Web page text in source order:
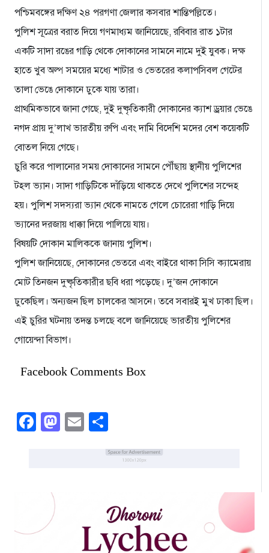
পশ্চিমবঙ্গের দক্ষিণ ২৪ পরগণা জেলার কসবার শান্তিপল্লিতে।
পুলিশ সূত্রের বরাত দিয়ে গণমাধ্যম জানিয়েছে, রবিবার রাত ১টার
একটি সাদা রঙের গাড়ি থেকে দোকানের সামনে নামে দুই যুবক। দক্ষ
হাতে খুব অল্প সময়ের মধ্যে শাটার ও ভেতরের কলাপসিবল গেটের
তালা ভেঙে দোকানে ঢুকে যায় তারা।
প্রাথমিকভাবে জানা গেছে, দুই দুষ্কৃতিকারী দোকানের ক্যাশ ড্রয়ার ভেঙে
নগদ প্রায় দু’লাখ ভারতীয় রুপি এবং দামি বিদেশি মদের বেশ কয়েকটি
বোতল নিয়ে গেছে।
চুরি করে পালানোর সময় দোকানের সামনে পৌঁছায় স্থানীয় পুলিশের
টহল ভ্যান। সাদা গাড়িটিকে দাঁড়িয়ে থাকতে দেখে পুলিশের সন্দেহ
হয়। পুলিশ সদস্যরা ভ্যান থেকে নামতে গেলে চোরেরা গাড়ি দিয়ে
ভ্যানের দরজায় ধাক্কা দিয়ে পালিয়ে যায়।
বিষয়টি দোকান মালিককে জানায় পুলিশ।
পুলিশ জানিয়েছে, দোকানের ভেতরে এবং বাইরে থাকা সিসি ক্যামেরায়
মোট তিনজন দুষ্কৃতিকারীর ছবি ধরা পড়েছে। দু’জন দোকানে
ঢুকেছিল। অন্যজন ছিল চালকের আসনে। তবে সবারই মুখ ঢাকা ছিল।
এই চুরির ঘটনায় তদন্ত চলছে বলে জানিয়েছে ভারতীয় পুলিশের
গোয়েন্দা বিভাগ।
Facebook Comments Box
Facebook
Mastodon
Email